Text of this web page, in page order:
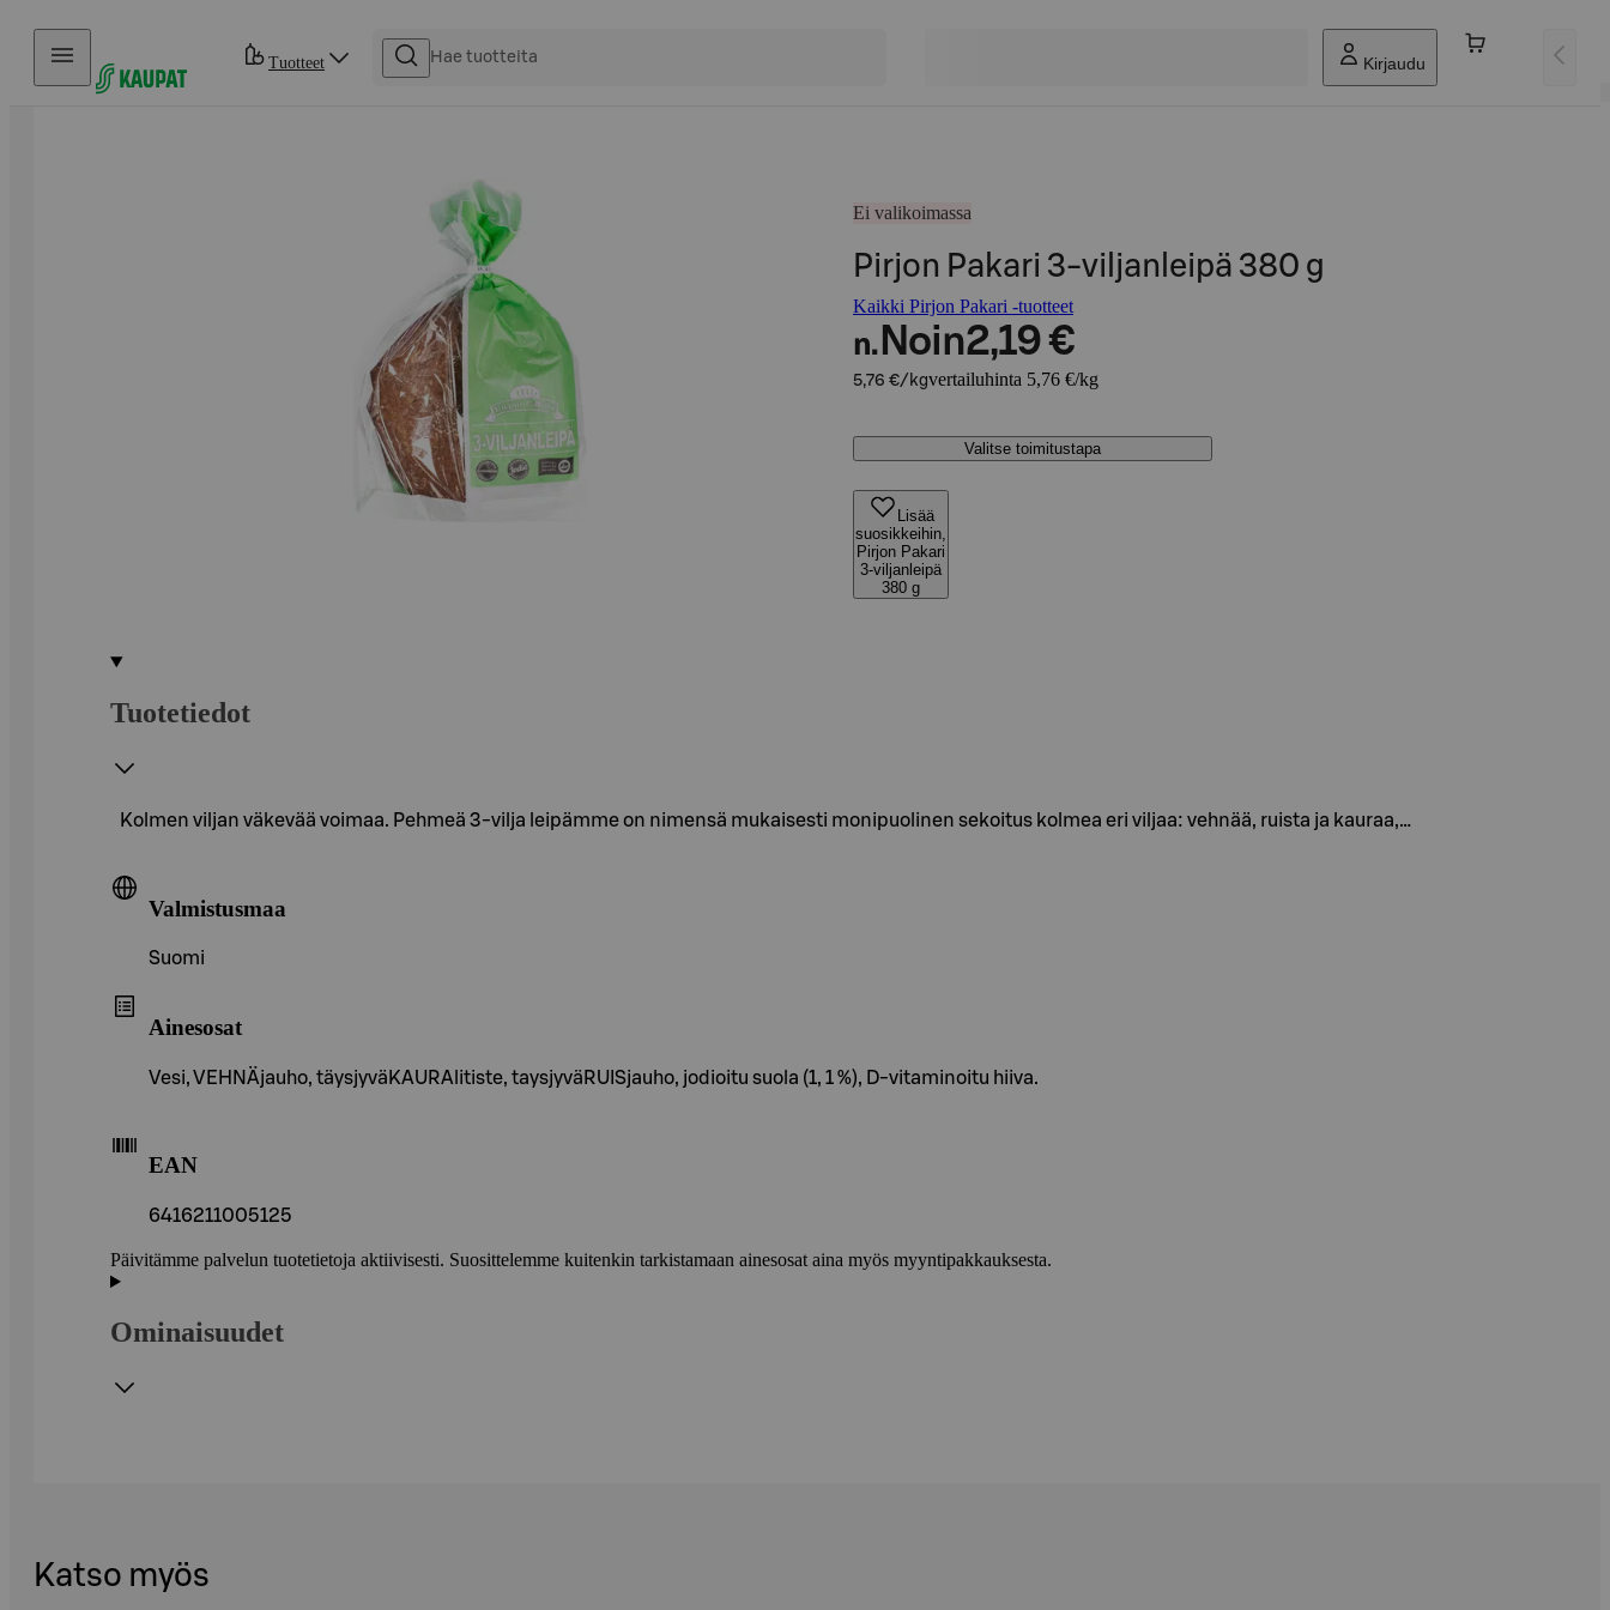
Hyppää sisältöön
Tuotteet Kirjaudu
Ei valikoimassa
Pirjon Pakari 3-viljanleipä 380 g
Kaikki Pirjon Pakari -tuotteet
n. Noin2,19 €
5,76 €/kgvertailuhinta 5,76 €/kg
Valitse toimitustapa
Lisää
suosikkeihin,
Pirjon Pakari
3-viljanleipä
380 g
Tuotetiedot
Kolmen viljan väkevää voimaa. Pehmeä 3-vilja leipämme on nimensä mukaisesti monipuolinen sekoitus kolmea eri viljaa: vehnää, ruista ja kauraa,…
Valmistusmaa
Suomi
Ainesosat
Vesi, VEHNÄjauho, täysjyväKAURAlitiste, taysjyväRUISjauho, jodioitu suola (1, 1 %), D-vitaminoitu hiiva.
EAN
6416211005125
Päivitämme palvelun tuotetietoja aktiivisesti. Suosittelemme kuitenkin tarkistamaan ainesosat aina myös myyntipakkauksesta.
Ominaisuudet
Katso myös